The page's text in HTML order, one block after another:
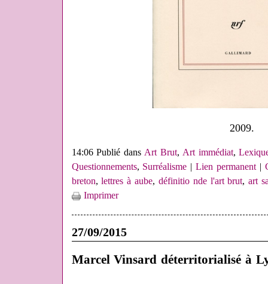
2009.
14:06 Publié dansArt Brut, Art immédiat,
Questionnements, Surréalisme |Lien permanent|
breton,lettres à aube, définitio nde l'art brut,art
Imprimer
27/09/2015
Marcel Vinsard déterritorialisé à